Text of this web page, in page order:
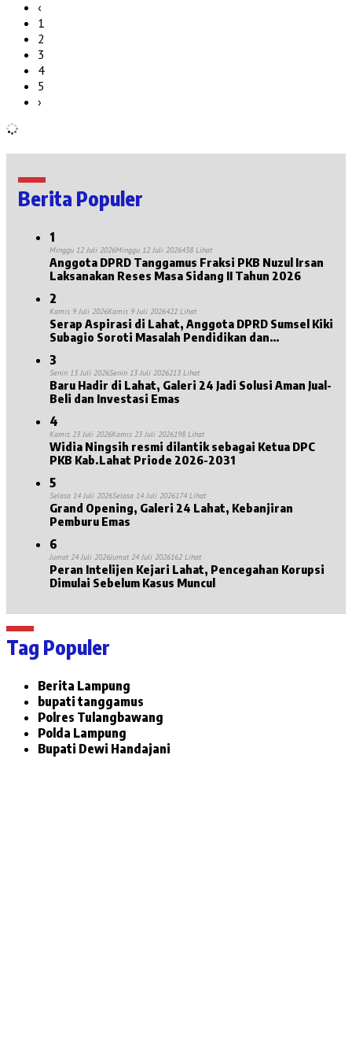
‹
1
2
3
4
5
›
Berita Populer
1
Minggu 12 Juli 2026Minggu 12 Juli 2026438 Lihat
Anggota DPRD Tanggamus Fraksi PKB Nuzul Irsan
Laksanakan Reses Masa Sidang II Tahun 2026
2
Kamis 9 Juli 2026Kamis 9 Juli 2026422 Lihat
Serap Aspirasi di Lahat, Anggota DPRD Sumsel Kiki
Subagio Soroti Masalah Pendidikan dan
3
Senin 13 Juli 2026Senin 13 Juli 2026213 Lihat
Baru Hadir di Lahat, Galeri 24 Jadi Solusi Aman Jual-
Beli dan Investasi Emas
4
Kamis 23 Juli 2026Kamis 23 Juli 2026198 Lihat
Widia Ningsih resmi dilantik sebagai Ketua DPC
PKB Kab.Lahat Priode 2026-2031
5
Selasa 14 Juli 2026Selasa 14 Juli 2026174 Lihat
Grand Opening, Galeri 24 Lahat, Kebanjiran
Pemburu Emas
6
Jumat 24 Juli 2026Jumat 24 Juli 2026162 Lihat
Peran Intelijen Kejari Lahat, Pencegahan Korupsi
Dimulai Sebelum Kasus Muncul
Tag Populer
Berita Lampung
bupati tanggamus
Polres Tulangbawang
Polda Lampung
Bupati Dewi Handajani